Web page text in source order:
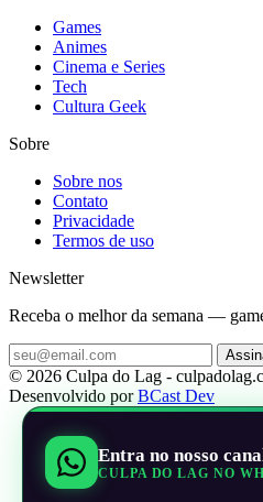
Games
Animes
Cinema e Series
Tech
Cultura Geek
Sobre
Sobre nos
Contato
Privacidade
Termos de uso
Newsletter
Receba o melhor da semana —
© 2026 Culpa do Lag -
Desenvolvido porBCast Dev
Entra no nosso
CULPA DO LAG NO